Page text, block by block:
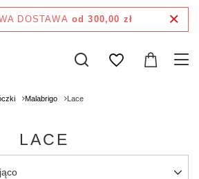
DOSTAWA od 300,00 zł
Malabrigo Lace
LACE